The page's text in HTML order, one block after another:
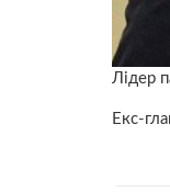
Лідер
Екс-